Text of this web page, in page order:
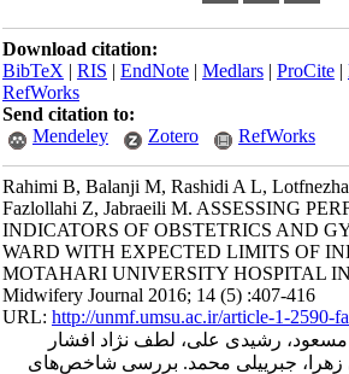
Download citation:
BibTeX|RIS|EndNote|Medlars|ProCite
RefWorks
Send citation to:
Mendeley
Zotero RefWorks
Rahimi B, Balanji M, Rashidi A L,
Fazlollahi Z, Jabraeili M. ASSESSING
INDICATORS OF OBSTETRICS AND
WARD WITH EXPECTED LIMITS OF
MOTAHARI UNIVERSITY HOSPITAL
Midwifery Journal 2016; 14 (5) :407-416
URL:http://unmf.umsu.ac.ir/article-1-2590-
مسعود، رشیدی علی، لطف نژاد افشار
جبرییلی محمد. بررسی شاخص‌های